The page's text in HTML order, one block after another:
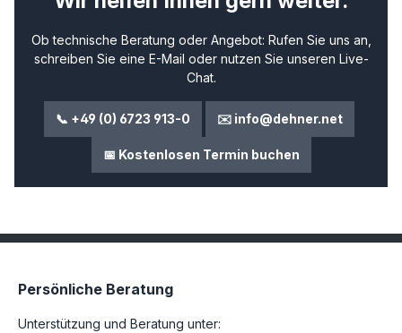
Ob technische Beratung oder Angebot: Rufen Sie uns an,
schreiben Sie eine E-Mail oder nutzen Sie unseren Live-
Chat.
📞 +49 (0) 6723 913-0 ✉️ info@dehner.net
📅 Kostenlosen Termin buchen
Persönliche Beratung
Unterstützung und Beratung unter: